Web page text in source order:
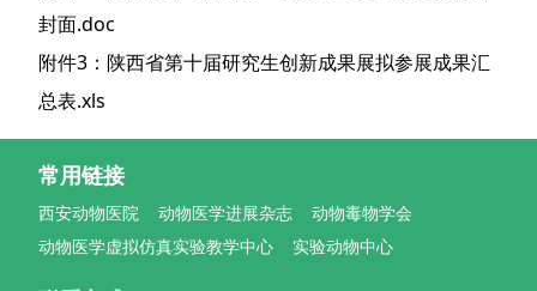
封面.doc
附件3：陕西省第十届研究生创新成果展拟参展成果汇
总表.xls
常用链接
西安动物医院 动物医学进展杂志
动物毒物学会
动物医学虚拟仿真实验教学中心
实验动物中心